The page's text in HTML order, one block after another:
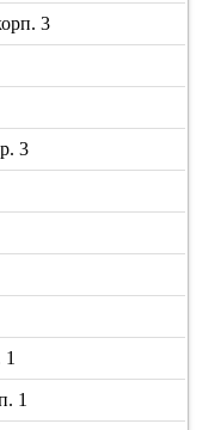
3
3
1